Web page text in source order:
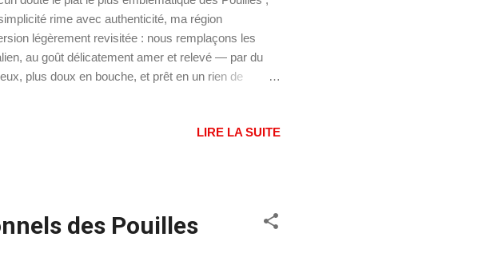
rime avec authenticité, ma région
légèrement revisitée : nous remplaçons les
au goût délicatement amer et relevé — par du
plus doux en bouche, et prêt en un rien de
pourraient vous intéresser : Orecchiette aux
LIRE LA SUITE
des Pouilles